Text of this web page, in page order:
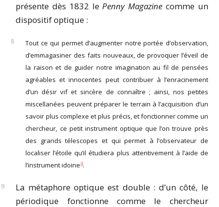
présente dès 1832 lePenny Magazine comme un
dispositif optique :
Tout ce qui permet d’augmenter notre portée d’observation,
d’emmagasiner des faits nouveaux, de provoquer l’éveil de
la raison et de guider notre imagination au fil de pensées
agréables et innocentes peut contribuer à l’enracinement
d’un désir vif et sincère de connaître ; ainsi, nos petites
miscellanées peuvent préparer le terrain à l’acquisition d’un
savoir plus complexe et plus précis, et fonctionner comme un
chercheur, ce petit instrument optique que l’on trouve près
des grands télescopes et qui permet à l’observateur de
localiser l’étoile qu’il étudiera plus attentivement à l’aide de
l’instrument idoine4.
La métaphore optique est double : d’un côté, le
périodique fonctionne comme le chercheur